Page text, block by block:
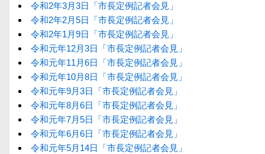
令和2年3月3日「市長定例記者会見」
令和2年2月5日「市長定例記者会見」
令和2年1月9日「市長定例記者会見」
令和元年12月3日「市長定例記者会見」
令和元年11月6日「市長定例記者会見」
令和元年10月8日「市長定例記者会見」
令和元年9月3日「市長定例記者会見」
令和元年8月6日「市長定例記者会見」
令和元年7月5日「市長定例記者会見」
令和元年6月6日「市長定例記者会見」
令和元年5月14日「市長定例記者会見」